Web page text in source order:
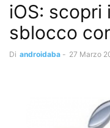
iOS:
sblocco
Di androidaba - 27 Marzo